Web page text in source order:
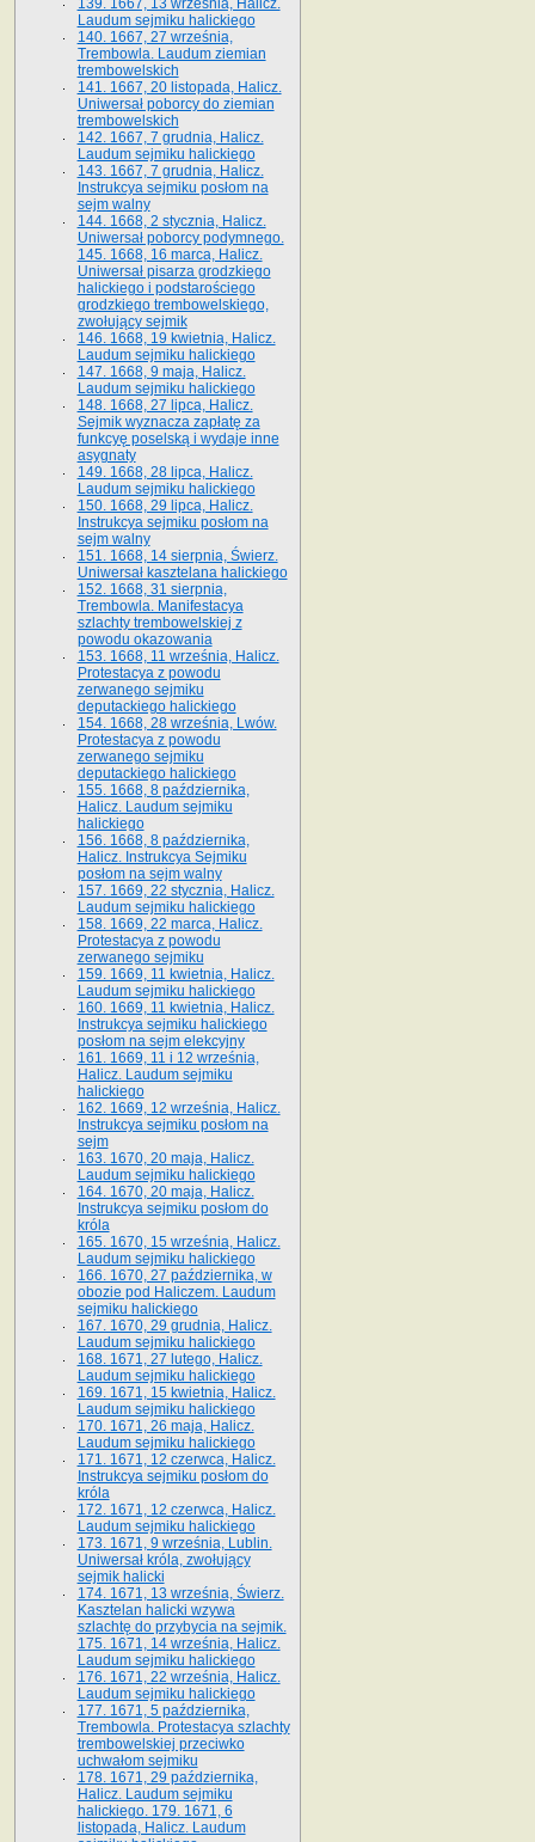
139. 1667, 13 września, Halicz.
Laudum sejmiku halickiego
140. 1667, 27 września,
Trembowla. Laudum ziemian
trembowelskich
141. 1667, 20 listopada, Halicz.
Uniwersał poborcy do ziemian
trembowelskich
142. 1667, 7 grudnia, Halicz.
Laudum sejmiku halickiego
143. 1667, 7 grudnia, Halicz.
Instrukcya sejmiku posłom na
sejm walny
144. 1668, 2 stycznia, Halicz.
Uniwersał poborcy podymnego.
145. 1668, 16 marca, Halicz.
Uniwersał pisarza grodzkiego
halickiego i podstarościego
grodzkiego trembowelskiego,
zwołujący sejmik
146. 1668, 19 kwietnia, Halicz.
Laudum sejmiku halickiego
147. 1668, 9 maja, Halicz.
Laudum sejmiku halickiego
148. 1668, 27 lipca, Halicz.
Sejmik wyznacza zapłatę za
funkcyę poselską i wydaje inne
asygnaty
149. 1668, 28 lipca, Halicz.
Laudum sejmiku halickiego
150. 1668, 29 lipca, Halicz.
Instrukcya sejmiku posłom na
sejm walny
151. 1668, 14 sierpnia, Świerz.
Uniwersał kasztelana halickiego
152. 1668, 31 sierpnia,
Trembowla. Manifestacya
szlachty trembowelskiej z
powodu okazowania
153. 1668, 11 września, Halicz.
Protestacya z powodu
zerwanego sejmiku
deputackiego halickiego
154. 1668, 28 września, Lwów.
Protestacya z powodu
zerwanego sejmiku
deputackiego halickiego
155. 1668, 8 października,
Halicz. Laudum sejmiku
halickiego
156. 1668, 8 października,
Halicz. Instrukcya Sejmiku
posłom na sejm walny
157. 1669, 22 stycznia, Halicz.
Laudum sejmiku halickiego
158. 1669, 22 marca, Halicz.
Protestacya z powodu
zerwanego sejmiku
159. 1669, 11 kwietnia, Halicz.
Laudum sejmiku halickiego
160. 1669, 11 kwietnia, Halicz.
Instrukcya sejmiku halickiego
posłom na sejm elekcyjny
161. 1669, 11 i 12 września,
Halicz. Laudum sejmiku
halickiego
162. 1669, 12 września, Halicz.
Instrukcya sejmiku posłom na
sejm
163. 1670, 20 maja, Halicz.
Laudum sejmiku halickiego
164. 1670, 20 maja, Halicz.
Instrukcya sejmiku posłom do
króla
165. 1670, 15 września, Halicz.
Laudum sejmiku halickiego
166. 1670, 27 października, w
obozie pod Haliczem. Laudum
sejmiku halickiego
167. 1670, 29 grudnia, Halicz.
Laudum sejmiku halickiego
168. 1671, 27 lutego, Halicz.
Laudum sejmiku halickiego
169. 1671, 15 kwietnia, Halicz.
Laudum sejmiku halickiego
170. 1671, 26 maja, Halicz.
Laudum sejmiku halickiego
171. 1671, 12 czerwca, Halicz.
Instrukcya sejmiku posłom do
króla
172. 1671, 12 czerwca, Halicz.
Laudum sejmiku halickiego
173. 1671, 9 września, Lublin.
Uniwersał króla, zwołujący
sejmik halicki
174. 1671, 13 września, Świerz.
Kasztelan halicki wzywa
szlachtę do przybycia na sejmik.
175. 1671, 14 września, Halicz.
Laudum sejmiku halickiego
176. 1671, 22 września, Halicz.
Laudum sejmiku halickiego
177. 1671, 5 października,
Trembowla. Protestacya szlachty
trembowelskiej przeciwko
uchwałom sejmiku
178. 1671, 29 października,
Halicz. Laudum sejmiku
halickiego. 179. 1671, 6
listopada, Halicz. Laudum